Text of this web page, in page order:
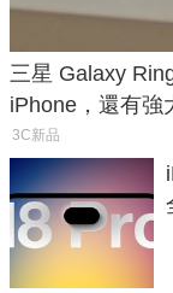
三星 Galaxy
iPhone，還有強
3C新品